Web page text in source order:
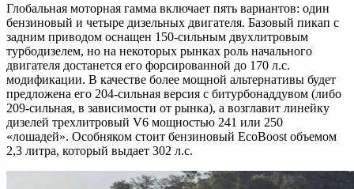
Глобальная моторная гамма включает пять вариантов: один
бензиновый и четыре дизельных двигателя. Базовый пикап с
задним приводом оснащен 150-сильным двухлитровым
турбодизелем, но на некоторых рынках роль начального
двигателя достанется его форсированной до 170 л.с.
модификации. В качестве более мощной альтернативы будет
предложена его 204-сильная версия с битурбонаддувом (либо
209-сильная, в зависимости от рынка), а возглавит линейку
дизелей трехлитровый V6 мощностью 241 или 250
«лошадей». Особняком стоит бензиновый EcoBoost объемом
2,3 литра, который выдает 302 л.с.